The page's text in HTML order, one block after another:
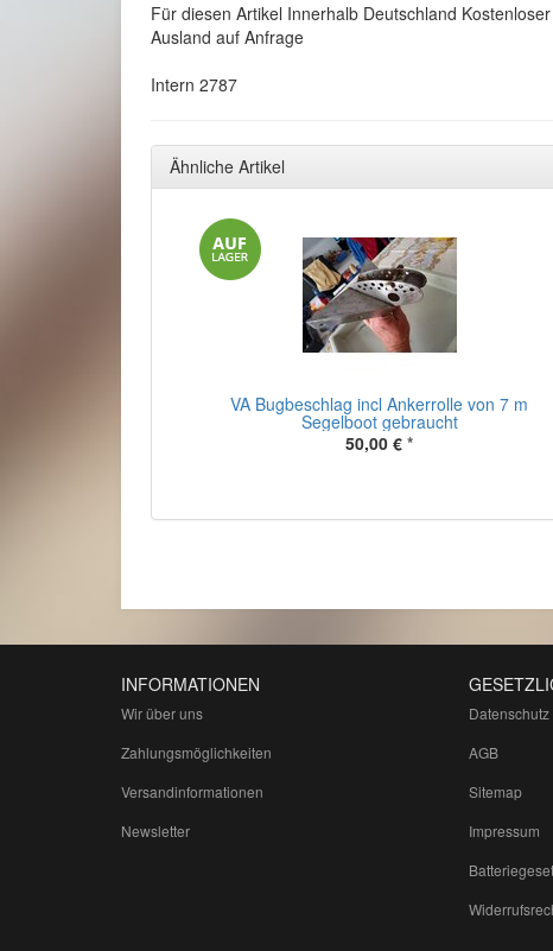
Für diesen Artikel Innerhalb Deutschland
Ausland auf Anfrage
Intern 2787
Ähnliche Artikel
VA Bugbeschlag incl Ankerrolle von 7 m
Segelboot gebraucht
50,00 € *
INFORMATIONEN
Wir über uns
Zahlungsmöglichkeiten
Versandinformationen
Newsletter
Datenschutz
AGB
Sitemap
Impressum